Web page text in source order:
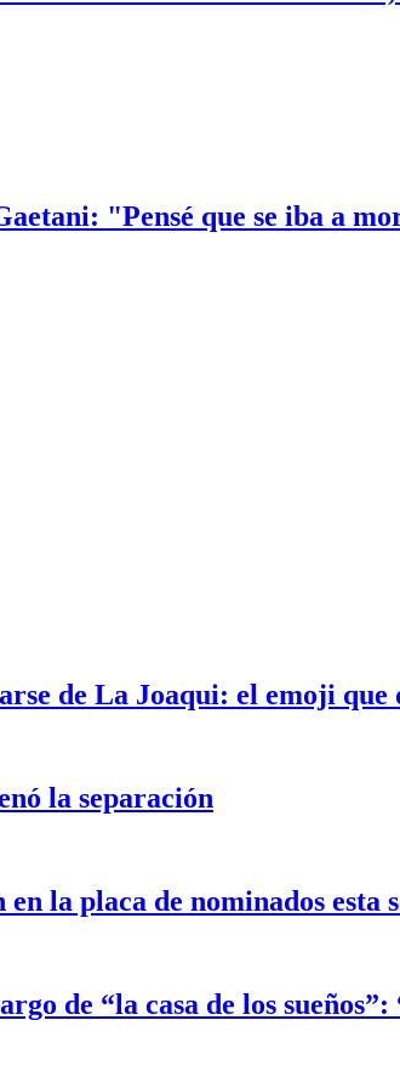
"Pensé que se iba a
de La Joaqui: el emoji que
la separación
la placa de nominados esta
de “la casa de los